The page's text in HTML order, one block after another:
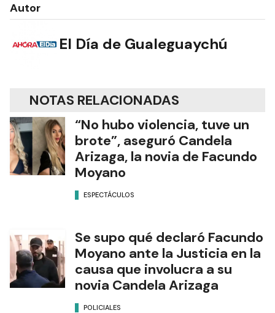
Autor
El Día de Gualeguaychú
NOTAS RELACIONADAS
“No hubo violencia, tuve un
brote”, aseguró Candela
Arizaga, la novia de Facundo
Moyano
ESPECTÁCULOS
Se supo qué declaró Facundo
Moyano ante la Justicia en la
causa que involucra a su
novia Candela Arizaga
POLICIALES